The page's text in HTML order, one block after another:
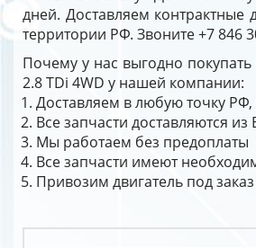
дней. Доставляем контрактные
территории РФ. Звоните +7 846
Почему у нас выгодно
2.8 TDi 4WD у нашей компании:
Доставляем в любую точку
Все запчасти доставляются
Мы работаем без предоплаты
Все запчасти имеют
Привозим двигатель под